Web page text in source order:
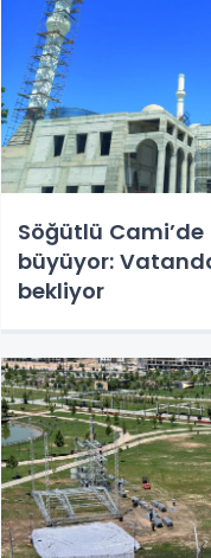
Söğütlü
büyüyor:
bekliyor